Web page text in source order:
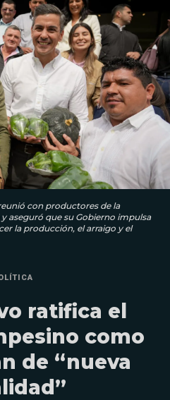
con productores de la
aseguró que su Gobierno impulsa
la producción, el arraigo y el
ratifica el
como
de “nueva